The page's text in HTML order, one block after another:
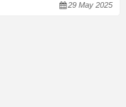
29 May 2025